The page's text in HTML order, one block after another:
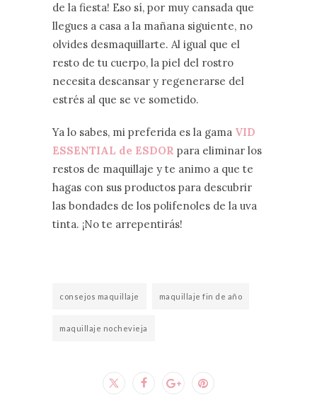
de la fiesta! Eso sí, por muy cansada que
llegues a casa a la mañana siguiente, no
olvides desmaquillarte. Al igual que el
resto de tu cuerpo, la piel del rostro
necesita descansar y regenerarse del
estrés al que se ve sometido.
Ya lo sabes, mi preferida es la gama VID
ESSENTIAL de ESDOR para eliminar los
restos de maquillaje y te animo a que te
hagas con sus productos para descubrir
las bondades de los polifenoles de la uva
tinta. ¡No te arrepentirás!
consejos maquillaje maquillaje fin de año
maquillaje nochevieja